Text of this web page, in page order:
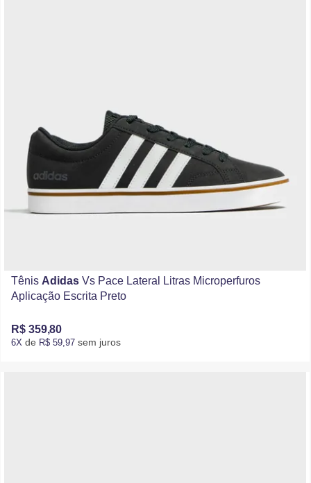
Tênis Adidas Vs Pace Lateral Litras Microperfuros
Aplicação Escrita Preto
R$ 359,80
6X de R$ 59,97 sem juros